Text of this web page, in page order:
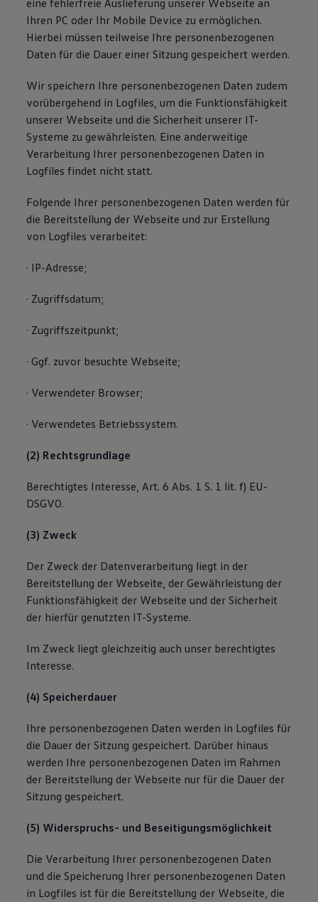
eine fehlerfreie Auslieferung unserer Webseite an
Ihren PC oder Ihr Mobile Device zu ermöglichen.
Hierbei müssen teilweise Ihre personenbezogenen
Daten für die Dauer einer Sitzung gespeichert werden.
Wir speichern Ihre personenbezogenen Daten zudem
vorübergehend in Logfiles, um die Funktionsfähigkeit
unserer Webseite und die Sicherheit unserer IT-
Systeme zu gewährleisten. Eine anderweitige
Verarbeitung Ihrer personenbezogenen Daten in
Logfiles findet nicht statt.
Folgende Ihrer personenbezogenen Daten werden für
die Bereitstellung der Webseite und zur Erstellung
von Logfiles verarbeitet:
· IP-Adresse;
· Zugriffsdatum;
· Zugriffszeitpunkt;
· Ggf. zuvor besuchte Webseite;
· Verwendeter Browser;
· Verwendetes Betriebssystem.
(2) Rechtsgrundlage
Berechtigtes Interesse, Art. 6 Abs. 1 S. 1 lit. f) EU-
DSGVO.
(3) Zweck
Der Zweck der Datenverarbeitung liegt in der
Bereitstellung der Webseite, der Gewährleistung der
Funktionsfähigkeit der Webseite und der Sicherheit
der hierfür genutzten IT-Systeme.
Im Zweck liegt gleichzeitig auch unser berechtigtes
Interesse.
(4) Speicherdauer
Ihre personenbezogenen Daten werden in Logfiles für
die Dauer der Sitzung gespeichert. Darüber hinaus
werden Ihre personenbezogenen Daten im Rahmen
der Bereitstellung der Webseite nur für die Dauer der
Sitzung gespeichert.
(5) Widerspruchs- und Beseitigungsmöglichkeit
Die Verarbeitung Ihrer personenbezogenen Daten
und die Speicherung Ihrer personenbezogenen Daten
in Logfiles ist für die Bereitstellung der Webseite, die